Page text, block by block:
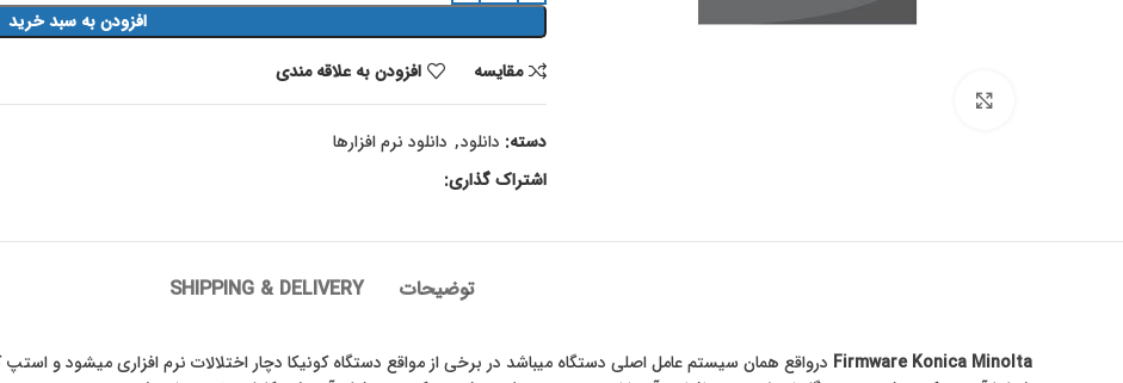
افزودن به سبد خرید
مقايسه
افزودن به علاقه مندی
دسته: دانلود, دانلود نرم افزارها
اشتراک گذاری:
توضیحات SHIPPING & DELIVERY
Firmware Konica Minolta